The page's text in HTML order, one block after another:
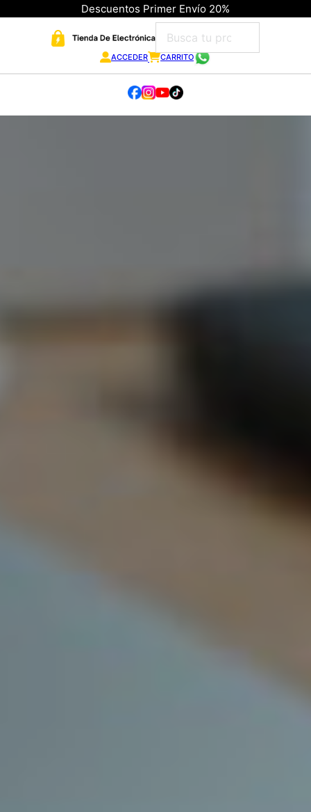
Descuentos Primer Envío 20%
ACCEDER CARRITO